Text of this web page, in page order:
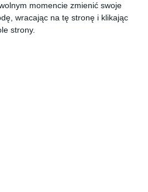
momencie zmienić swoje
wracając na tę stronę i klikając
strony.
Dodaj do ulubionych
Koktajl w dobrym
smaku - realizacja
Finch Studio